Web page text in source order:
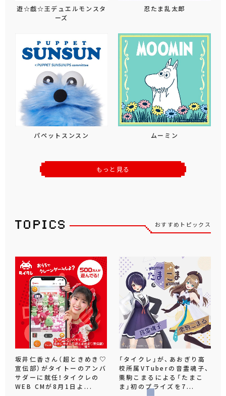
遊☆戯☆王デュエルモンスタ
ーズ
忍たま乱太郎
パペットスンスン ムーミン
もっと見る
おすすめトピックス
坂井仁香さん（超ときめき♡
宣伝部）がタイトーのアンバ
サダーに就任！タイクレの
WEB CMが8月1日よ...
「タイクレ」が、あおぎり高
校所属VTuberの音霊魂子、
栗駒こまるによる「たまこ
ま」初のプライズを7...